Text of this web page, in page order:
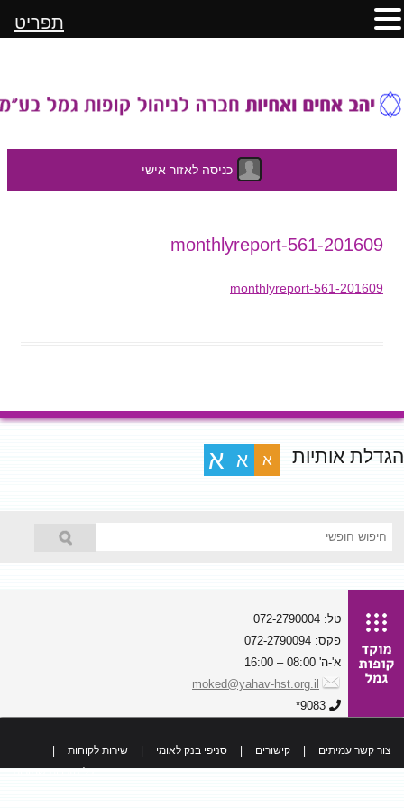
כניסה לאזור אישי
לתוכן
201609-monthlyreport-561
201609-monthlyreport-561
הגדלת אותיות א א א
טל: 072-2790004
פקס: 072-2790094
א'-ה' 08:00 – 16:00
moked@yahav-hst.org.il
9083*
צור קשר עמיתים קישורים סניפי בנק לאומי שירות לקוחות
כל הזכויות שמורות
תפריט